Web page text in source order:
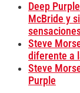
Deep
McBride y
Steve
diferente a
Steve
Purple